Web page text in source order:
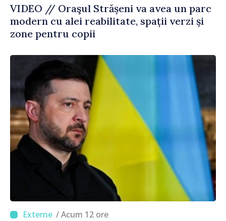
VIDEO // Oraşul Strășeni va avea un parc
modern cu alei reabilitate, spații verzi și
zone pentru copii
/ Acum 12 ore